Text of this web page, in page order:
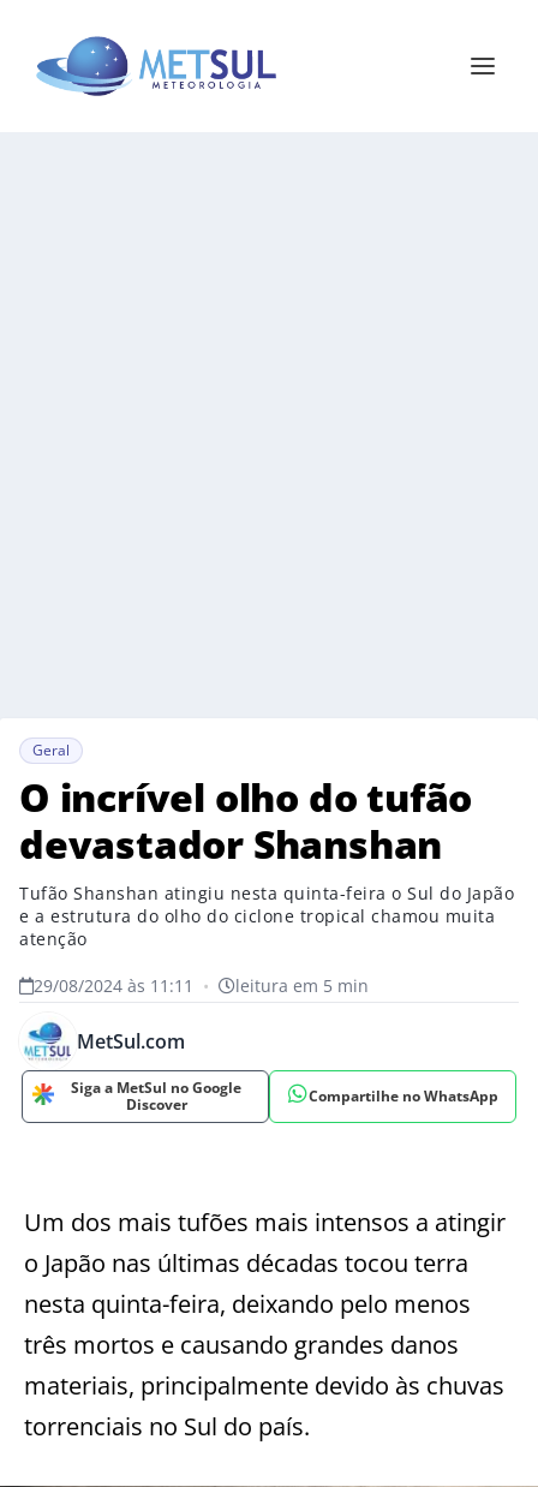
Geral
O incrível olho do tufão
devastador Shanshan
Tufão Shanshan atingiu nesta quinta-feira o Sul do Japão
e a estrutura do olho do ciclone tropical chamou muita
atenção
29/08/2024 às 11:11 • leitura em 5 min
MetSul.com
Siga a MetSul no Google
Discover
Compartilhe no WhatsApp
Um dos mais tufões mais intensos a atingir
o Japão nas últimas décadas tocou terra
nesta quinta-feira, deixando pelo menos
três mortos e causando grandes danos
materiais, principalmente devido às chuvas
torrenciais no Sul do país.